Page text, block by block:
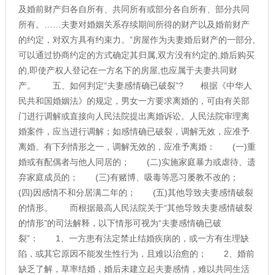
及婚前财产归各自所有、共同所有或部分各自所有、部分共同
所有。……夫妻对婚姻关系存续期间所得的财产以及婚前财产
的约定，对双方具有约束力。”房屋作为夫妻婚后财产的一部分,
可以通过协商约定的方式确定其归属,双方没有约定的,婚后购买
的,即使产权人登记在一方名下的房屋,也应属于夫妻共同财
产。 五、如何判定“夫妻感情确已破裂”? 根据《中华人
民共和国婚姻法》的规定，男女一方要求离婚的，可由有关部
门进行调解或直接向人民法院提出离婚诉讼。人民法院审理离
婚案件，应当进行调解；如感情确已破裂，调解无效，应准予
离婚。有下列情形之一，调解无效的，应准予离婚： (一)重
婚或有配偶者与他人同居的； (二)实施家庭暴力或虐待、遗
弃家庭成员的； (三)有赌博、吸毒等恶习屡教不改的；
(四)因感情不和分居满二年的； (五)其他导致夫妻感情破裂
的情形。 而根据最高人民法院关于“其他导致夫妻感情破裂
的情形”的司法解释，以下情形可视为“夫妻感情确已破
裂”： 1、一方患有法定禁止结婚疾病的，或一方有生理缺
陷，或其它原因不能发生性行为，且难以治愈的； 2、婚前
缺乏了解，草率结婚，婚后未建立起夫妻感情，难以共同生活